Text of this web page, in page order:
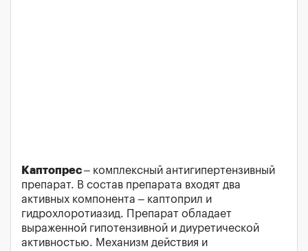
Каптопрес– комплексный антигипертензивный
препарат. В состав препарата входят два
активных компонента – каптоприл и
гидрохлоротиазид. Препарат обладает
выраженной гипотензивной и диуретической
активностью. Механизм действия и